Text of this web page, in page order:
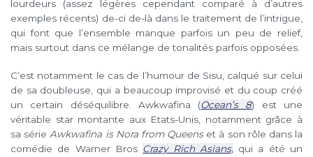
lourdeurs (assez légères cependant comparé à d’autres
exemples récents) de-ci de-là dans le traitement de l’intrigue,
qui font que l’ensemble manque parfois un peu de relief,
mais surtout dans ce mélange de tonalités parfois opposées.
C’est notamment le cas de l’humour de Sisu, calqué sur celui
de sa doubleuse, qui a beaucoup improvisé et du coup créé
un certain déséquilibre. Awkwafina (Ocean’s 8) est une
véritable star montante aux Etats-Unis, notamment grâce à
sa sérieAwkwafina is Nora from Queenset à son rôle dans la
comédie de Warner Bros Crazy Rich Asians,qui a été un